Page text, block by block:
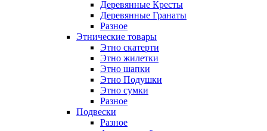
Деревянные Кресты
Деревянные Гранаты
Разное
Этнические товары
Этно скатерти
Этно жилетки
Этно шапки
Этно Подушки
Этно сумки
Разное
Подвески
Разное